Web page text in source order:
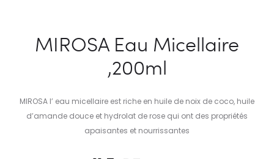
MIROSA Eau Micellaire
,200ml
MIROSA l’ eau micellaire est riche en huile de noix de coco, huile
d’amande douce et hydrolat de rose qui ont des propriétés
apaisantes et nourrissantes